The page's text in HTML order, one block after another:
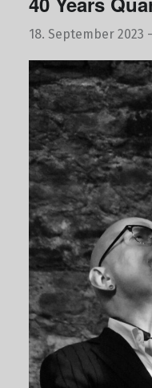
18. September 2023